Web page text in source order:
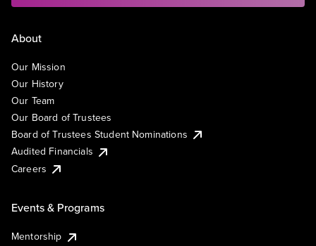
About
Our Mission
Our History
Our Team
Our Board of Trustees
Board of Trustees Student Nominations
Audited Financials
Careers
Events & Programs
Mentorship